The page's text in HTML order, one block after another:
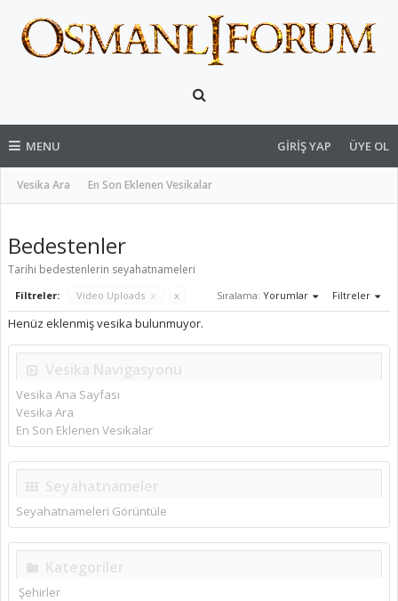
MENU
Vesika Ara En Son Eklenen Vesikalar
GIRIŞ YAP ÜYE OL
Bedestenler
Tarihi bedestenlerin seyahatnameleri
Filtreler: Video Uploads x x Sıralama: Yorumlar Filtreler
Henüz eklenmiş vesika bulunmuyor.
Vesika Navigasyonu
Vesika Ana Sayfası
Vesika Ara
En Son Eklenen Vesikalar
Seyahatnameler
Seyahatnameleri Görüntüle
Kategoriler
Şehirler